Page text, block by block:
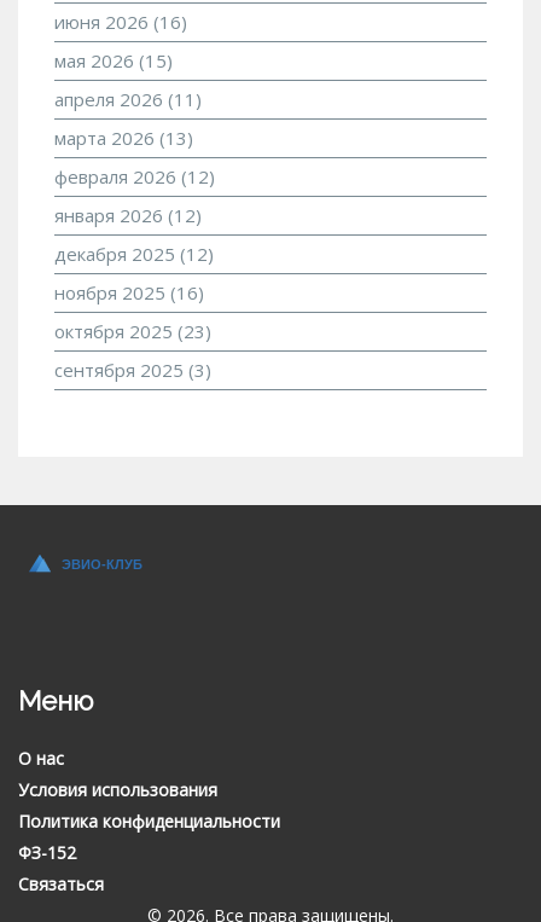
июня 2026 (16)
мая 2026 (15)
апреля 2026 (11)
марта 2026 (13)
февраля 2026 (12)
января 2026 (12)
декабря 2025 (12)
ноября 2025 (16)
октября 2025 (23)
сентября 2025 (3)
Меню
О нас
Условия использования
Политика конфиденциальности
ФЗ-152
Связаться
© 2026. Все права защищены.